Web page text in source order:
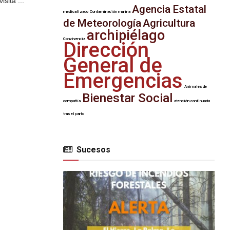
medicalizado Contaminación marina Agencia Estatal
de MeteorologíaAgricultura
Convivencia archipiélago
Dirección
General de
Emergencias Animales de
compañía Bienestar Social atención continuada
tras el parto
Sucesos